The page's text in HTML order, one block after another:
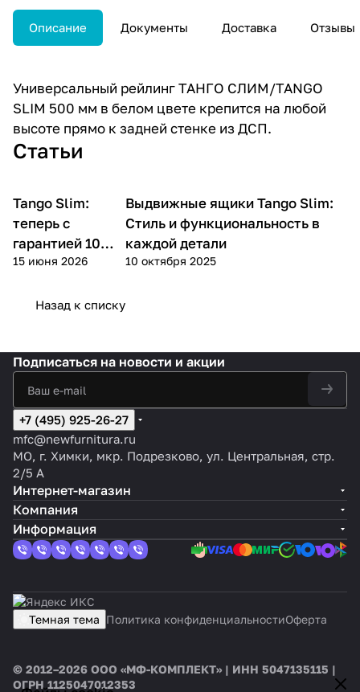
Описание Документы Доставка Отзывы
Универсальный рейлинг ТАНГО СЛИМ/TANGO
SLIM 500 мм в белом цвете крепится на любой
высоте прямо к задней стенке из ДСП.
Статьи
Tango Slim:
теперь с
гарантией 10
лет!
15 июня 2026
Выдвижные ящики Tango Slim:
Стиль и функциональность в
каждой детали
10 октября 2025
Назад к списку
Подписаться на новости и акции
+7 (495) 925-26-27
mfc@newfurnitura.ru
МО, г. Химки, мкр. Подрезково, ул. Центральная, стр.
2/5 А
Интернет-магазин
Компания
Информация
Темная тема Политика конфиденциальностиОферта
© 2012–2026 ООО «МФ-КОМПЛЕКТ» | ИНН 5047135115 |
ОГРН 1125047012353